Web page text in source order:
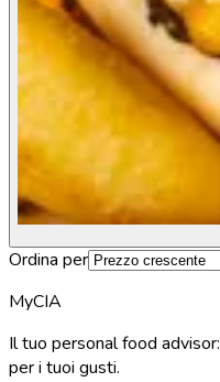
Ordina per
MyCIA
Il tuo personal food
per i tuoi gusti.